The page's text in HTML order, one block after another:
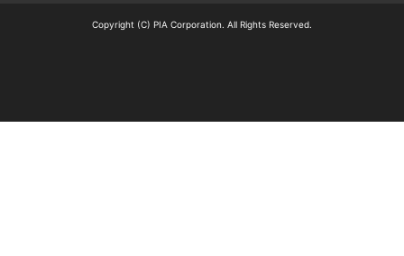
Copyright (C) PIA Corporation. All Rights Reserved.